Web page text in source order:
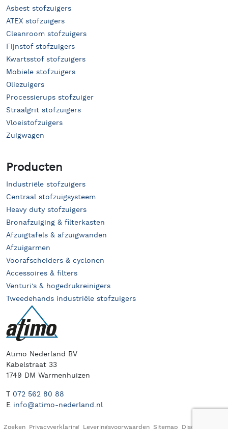
Asbest stofzuigers
ATEX stofzuigers
Cleanroom stofzuigers
Fijnstof stofzuigers
Kwartsstof stofzuigers
Mobiele stofzuigers
Oliezuigers
Processierups stofzuiger
Straalgrit stofzuigers
Vloeistofzuigers
Zuigwagen
Producten
Industriële stofzuigers
Centraal stofzuigsysteem
Heavy duty stofzuigers
Bronafzuiging & filterkasten
Afzuigtafels & afzuigwanden
Afzuigarmen
Voorafscheiders & cyclonen
Accessoires & filters
Venturi's & hogedrukreinigers
Tweedehands industriële stofzuigers
Atimo Nederland BV
Kabelstraat 33
1749 DM Warmenhuizen
T 072 562 80 88
E info@atimo-nederland.nl
Zoeken Privacyverklaring Leveringsvoorwaarden Sitemap Disclaimer